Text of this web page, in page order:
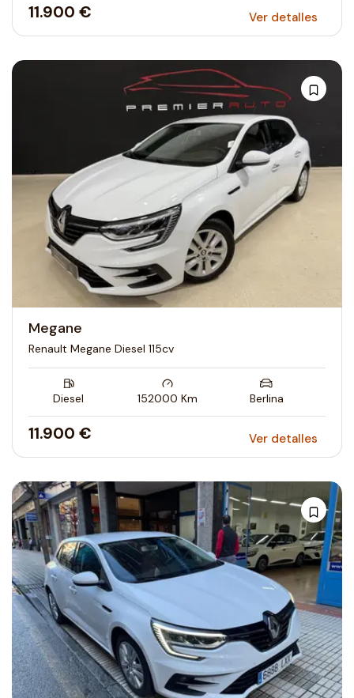
11.900 € Ver detalles
Megane
Renault Megane Diesel 115cv
Diesel 152000 Km Berlina
11.900 € Ver detalles